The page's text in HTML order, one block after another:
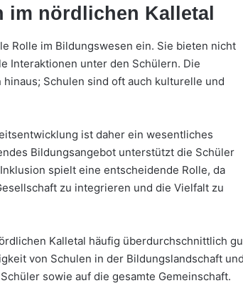
im nördlichen Kalletal
Rolle im Bildungswesen ein. Sie bieten nicht
Interaktionen unter den Schülern. Die
Schulen sind oft auch kulturelle und
ist daher ein wesentliches
Bildungsangebot unterstützt die Schüler
spielt eine entscheidende Rolle, da
zu integrieren und die Vielfalt zu
Kalletal häufig überdurchschnittlich
von Schulen in der Bildungslandschaft und
sowie auf die gesamte Gemeinschaft.